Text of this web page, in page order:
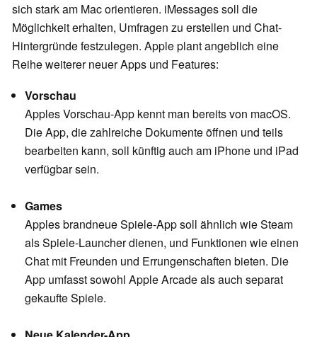
sich stark am Mac orientieren. iMessages soll die
Möglichkeit erhalten, Umfragen zu erstellen und Chat-
Hintergründe festzulegen. Apple plant angeblich eine
Reihe weiterer neuer Apps und Features:
Vorschau
Apples Vorschau-App kennt man bereits von macOS.
Die App, die zahlreiche Dokumente öffnen und teils
bearbeiten kann, soll künftig auch am iPhone und iPad
verfügbar sein.
Games
Apples brandneue Spiele-App soll ähnlich wie Steam
als Spiele-Launcher dienen, und Funktionen wie einen
Chat mit Freunden und Errungenschaften bieten. Die
App umfasst sowohl Apple Arcade als auch separat
gekaufte Spiele.